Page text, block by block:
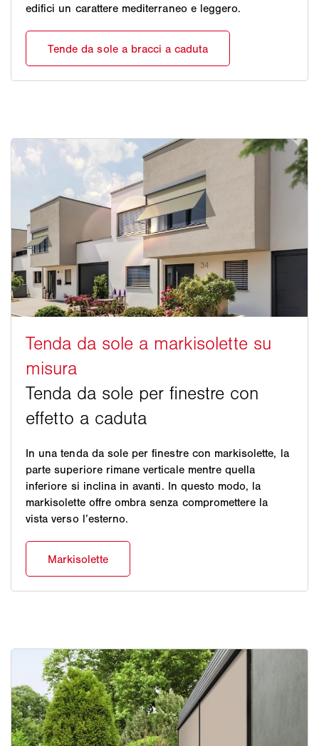
edifici un carattere mediterraneo e leggero.
In una tenda da sole per finestre con markisolette, la
parte superiore rimane verticale mentre quella
inferiore si inclina in avanti. In questo modo, la
markisolette offre ombra senza compromettere la
vista verso l’esterno.